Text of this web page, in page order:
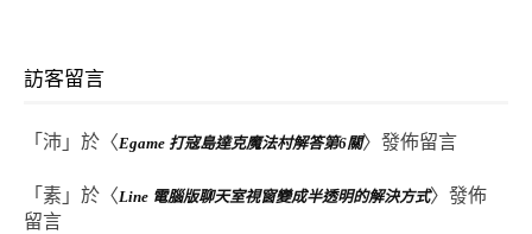
訪客留言
「 沛 」於〈Egame 打寇島達克魔法村解答第6關〉發佈留言
「 素 」於〈Line 電腦版聊天室視窗變成半透明的解決方式〉發佈
留言